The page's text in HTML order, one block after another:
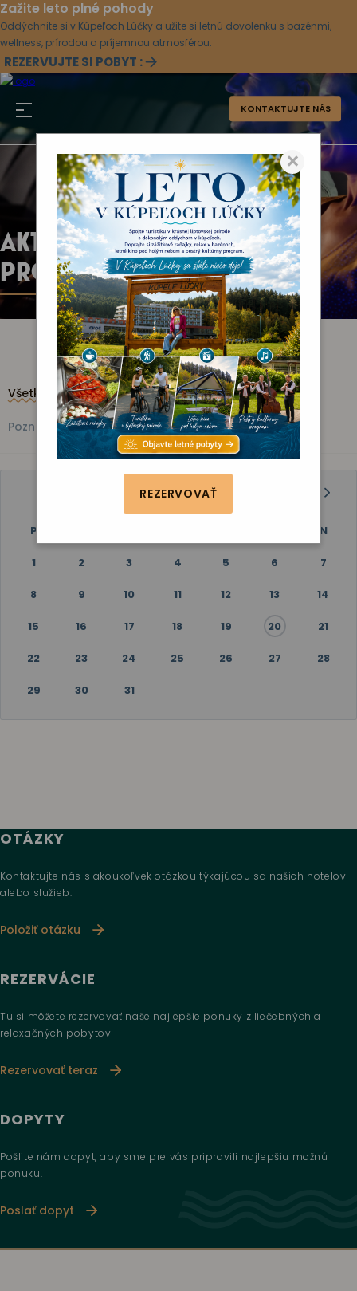
Zažite leto plné pohody
Oddýchnite si v Kúpeľoch Lúčky a užite si letnú dovolenku s bazénmi,
wellness, prírodou a príjemnou atmosférou.
REZERVUJTE SI POBYT :
×
REZERVOVAŤ
KONTAKTUJTE NÁS
AKTUÁLNY KULTÚRNY
PROGRAM
Všetky akcie Kino Vystúpenie Zábava Fitness
Poznávanie
JÚL 2024
P N
1 2 3 4 5 6 7
8 9 10 11 12 13 14
15 16 17 18 19 20 21
22 23 24 25 26 27 28
29 30 31
OTÁZKY
Kontaktujte nás s akoukoľvek otázkou týkajúcou sa našich hotelov
alebo služieb.
Položiť otázku
REZERVÁCIE
Tu si môžete rezervovať naše najlepšie ponuky z liečebných a
relaxačných pobytov
Rezervovať teraz
DOPYTY
Pošlite nám dopyt, aby sme pre vás pripravili najlepšiu možnú
ponuku.
Poslať dopyt